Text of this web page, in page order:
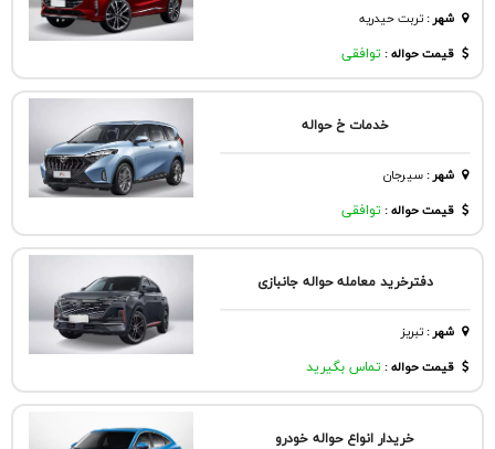
شهر:تربت حيدريه
قیمت حواله : توافقی
خدمات خ حواله
شهر:سيرجان
قیمت حواله : توافقی
دفترخرید معامله حواله جانبازی
شهر:تبريز
قیمت حواله : تماس بگیرید
خریدار انواع حواله خودرو